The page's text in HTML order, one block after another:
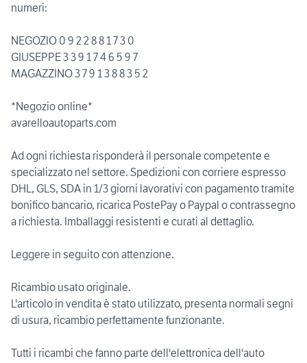
numeri:
NEGOZIO 0 9 2 2 8 8 1 7 3 0
GIUSEPPE 3 3 9 1 7 4 6 5 9 7
MAGAZZINO 3 7 9 1 3 8 8 3 5 2
*Negozio online*
avarelloautoparts.com
Ad ogni richiesta risponderà il personale competente e
specializzato nel settore. Spedizioni con corriere espresso
DHL, GLS, SDA in 1/3 giorni lavorativi con pagamento tramite
bonifico bancario, ricarica PostePay o Paypal o contrassegno
a richiesta. Imballaggi resistenti e curati al dettaglio.
Leggere in seguito con attenzione.
Ricambio usato originale.
L'articolo in vendita è stato utilizzato, presenta normali segni
di usura, ricambio perfettamente funzionante.
Tutti i ricambi che fanno parte dell'elettronica dell'auto